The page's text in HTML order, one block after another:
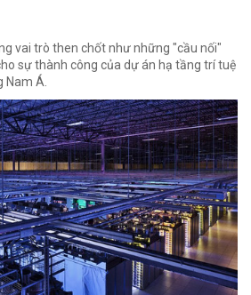
vai trò then chốt như những "cầu nối"
sự thành công của dự án hạ tầng trí tuệ
Á.